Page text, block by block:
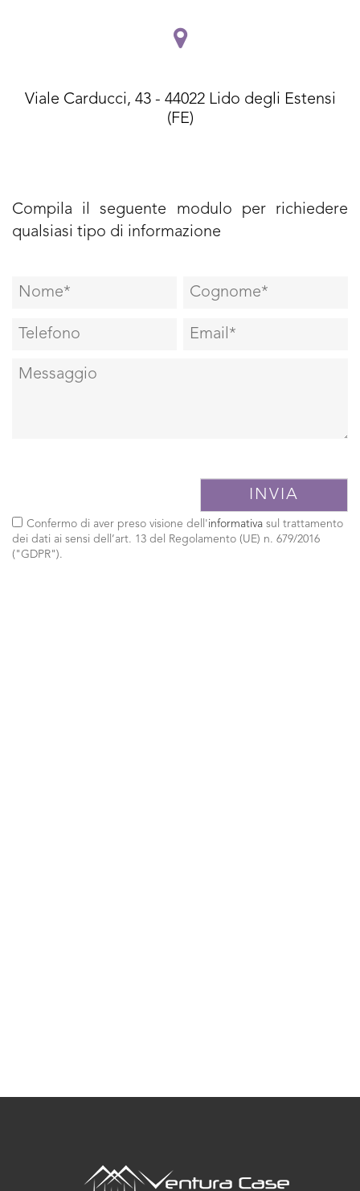
Viale Carducci, 43 - 44022 Lido degli Estensi
(FE)
Compila il seguente modulo per richiedere
qualsiasi tipo di informazione
Confermo di aver preso visione dell'informativa sul trattamento
dei dati ai sensi dell’art. 13 del Regolamento (UE) n. 679/2016
("GDPR").